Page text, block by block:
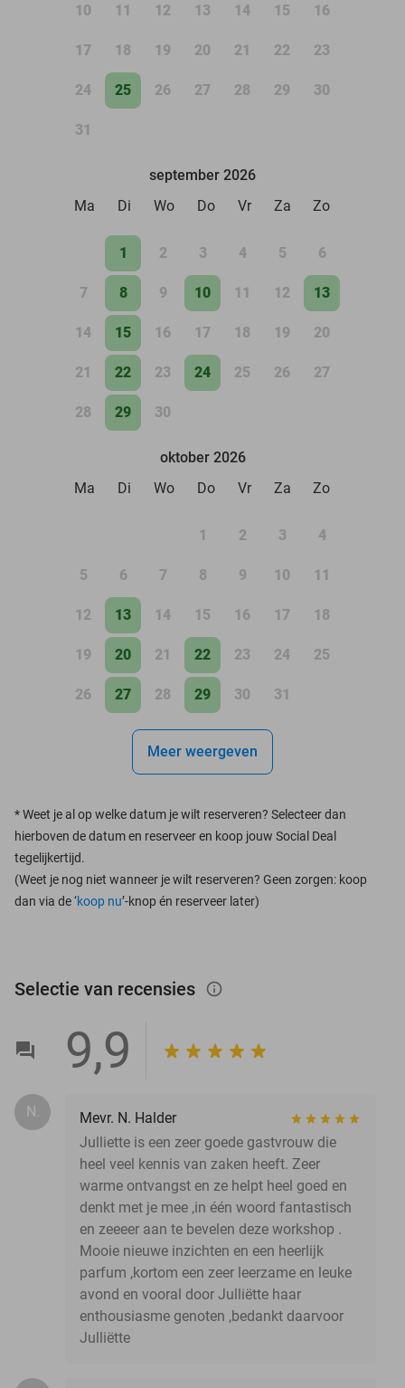
10 11 12 13 14 15 16
17 18 19 20 21 22 23
24 25 26 27 28 29 30
31
september 2026
Ma
Di Wo Do Vr Za Zo
1 2 3 4 5 6
7 8 9 10 11 12 13
14 15 16 17 18 19 20
21 22 23 24 25 26 27
28 29 30
oktober 2026
Ma
Di Wo Do Vr Za Zo
1 2 3 4
5 6 7 8 9 10 11
12 13 14 15 16 17 18
19 20 21 22 23 24 25
26 27 28 29 30 31
Meer weergeven
*Weet je al op welke datum je wilt reserveren? Selecteer dan
hierboven de datum en reserveer en koop jouw Social Deal
tegelijkertijd.
(Weet je nog niet wanneer je wilt reserveren? Geen zorgen: koop
dan via de ‘koop nu’-knop én reserveer later)
Selectie van recensies info_outlined
9,9
N.
Mevr. N. Halder
Julliette is een zeer goede gastvrouw die
heel veel kennis van zaken heeft. Zeer
warme ontvangst en ze helpt heel goed en
denkt met je mee ,in één woord fantastisch
en zeeeer aan te bevelen deze workshop .
Mooie nieuwe inzichten en een heerlijk
parfum ,kortom een zeer leerzame en leuke
avond en vooral door Julliëtte haar
enthousiasme genoten ,bedankt daarvoor
Julliëtte